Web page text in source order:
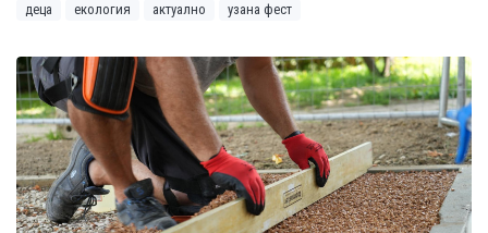
деца екология актуално узана фест